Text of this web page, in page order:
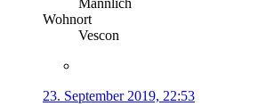
Männlich
Wohnort
Vescon
23. September 2019, 22:53